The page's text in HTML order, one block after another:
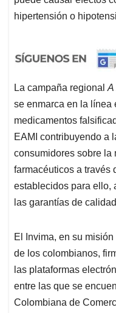
hipertensión o
La campaña regional A
se enmarca en la línea
medicamentos
EAMI contribuyendo a
consumidores sobre la
farmacéuticos a través
establecidos para ello,
las garantías de
El Invima, en su
de los colombianos,
las plataformas
entre las que se
Colombiana de